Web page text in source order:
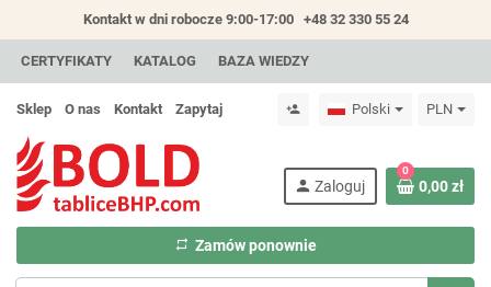
Kontakt w dni robocze 9:00-17:00 +48 32 330 55 24
CERTYFIKATY KATALOG BAZA WIEDZY
Sklep O nas Kontakt Zapytaj person_add Polski PLN
person Zaloguj
repeat Zamów ponownie
0
0,00 zł